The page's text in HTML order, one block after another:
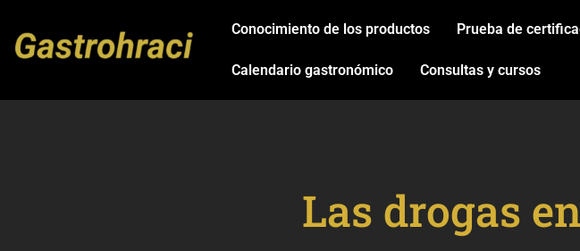
Conocimiento de los productos Prueba de
Calendario gastronómico Consultas y cursos
Las drogas